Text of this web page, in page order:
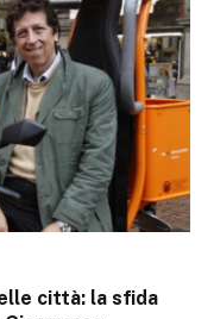
città: la sfida